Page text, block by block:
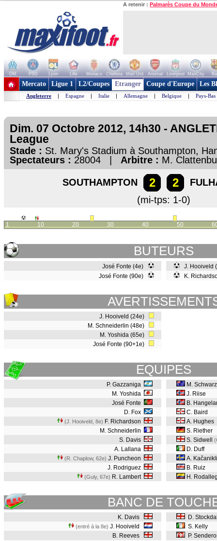
A retenir : Palmarès Coupe du
OM PSG Lyon Lille Monaco Chelsea Man Utd Arsenal Liverpool ManCity
+ de clubs
Mercato Ligue 1 L2/Coupes Etranger Coupe d'Europe Les
Angleterre | Espagne | Italie | Allemagne | Belgique | Pays-Bas
Dim. 07 Octobre 2012, 14h30 -
League
Stade : St. Mary's Stadium à Southampton,
Spectateurs : 28004 | Arbitre : M.
SOUTHAMPTON 2 2
(mi-tps: 1-0)
1 10 20 30 40 50
BUTEURS
José Fonte (4e)
José Fonte (90e)
J. Hooiveld
K.
J. Hooiveld (24e)
M. Schneiderlin (48e)
M. Yoshida (65e)
José Fonte (90+1e)
EQUIPES
P. Gazzaniga
M. Yoshida
José Fonte
D. Fox
(J. Hooiveld, 8e) F. Richardson
M. Schneiderlin
S. Davis
A. Lallana
(R. Chaplow, 62e) J. Puncheon
J. Rodriguez
(Guly, 67e) R. Lambert
M.
J. Riise
B.
C. Baird
A. Hughes
S. Riether
S. Sidwell
D. Duff
A.
B. Ruiz
H.
BANC DE
K. Davis
(entré à la 8e) J. Hooiveld
B. Reeves
D.
S. Kelly
P.